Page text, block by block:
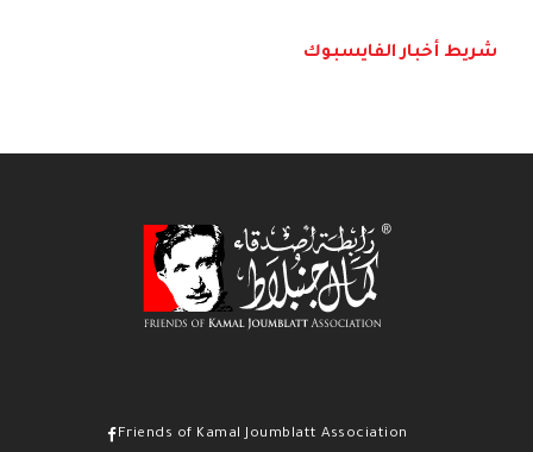
شريط أخبار الفايسبوك
Friends of Kamal Joumblatt Association